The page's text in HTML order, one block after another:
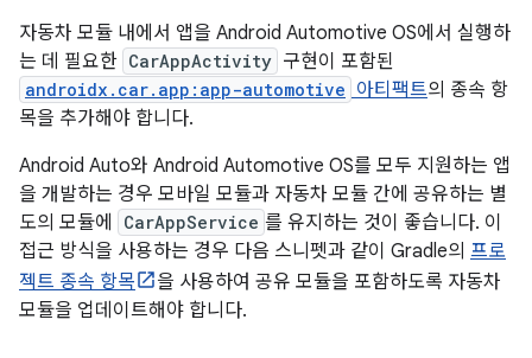
자동차 모듈 내에서 앱을 Android Automotive OS에서 실행하
는 데 필요한 CarAppActivity 구현이 포함된
androidx.car.app:app-automotive 아티팩트의 종속 항
목을 추가해야 합니다.
Android Auto와 Android Automotive OS를 모두 지원하는 앱
을 개발하는 경우 모바일 모듈과 자동차 모듈 간에 공유하는 별
도의 모듈에
CarAppService 를 유지하는 것이 좋습니다. 이
접근 방식을 사용하는 경우 다음 스니펫과 같이 Gradle의 프로
젝트 종속 항목
을 사용하여 공유 모듈을 포함하도록 자동차
모듈을 업데이트해야 합니다.